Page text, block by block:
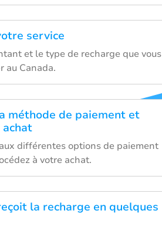
service
et le type de recharge que vous
au Canada.
méthode de paiement et
différentes options de paiement
à votre achat.
la recharge en quelques